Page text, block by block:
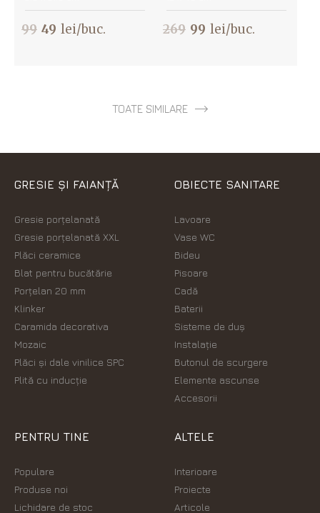
99 49 lei/buc. 269 99 lei/buc.
TOATE SIMILARE
GRESIE ȘI FAIANȚĂ
Gresie porțelanată
Gresie porțelanată XXL
Plăci ceramice
Blat pentru bucătărie
Porțelan 20 mm
Klinker
Caramida decorativa
Mozaic
Plăci şi dale vinilice SPC
Plită cu inducție
OBIECTE SANITARE
Lavoare
Vase WC
Bideu
Pisoare
Cadă
Baterii
Sisteme de duș
Instalație
Butonul de scurgere
Elemente ascunse
Accesorii
PENTRU TINE
Populare
Produse noi
Lichidare de stoc
ALTELE
Interioare
Proiecte
Articole